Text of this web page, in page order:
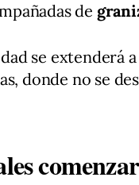
de
se extenderá
donde no se